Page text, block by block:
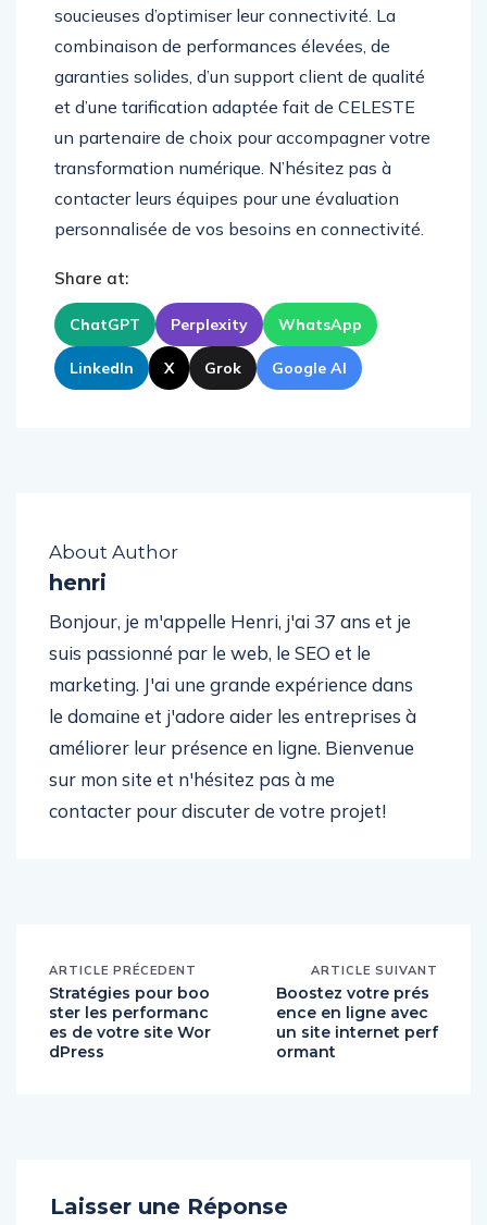
soucieuses d’optimiser leur connectivité. La
combinaison de performances élevées, de
garanties solides, d’un support client de qualité
et d’une tarification adaptée fait de CELESTE
un partenaire de choix pour accompagner votre
transformation numérique. N’hésitez pas à
contacter leurs équipes pour une évaluation
personnalisée de vos besoins en connectivité.
Share at:
ChatGPT Perplexity WhatsApp
LinkedIn X Grok Google AI
About Author
henri
Bonjour, je m'appelle Henri, j'ai 37 ans et je
suis passionné par le web, le SEO et le
marketing. J'ai une grande expérience dans
le domaine et j'adore aider les entreprises à
améliorer leur présence en ligne. Bienvenue
sur mon site et n'hésitez pas à me
contacter pour discuter de votre projet!
ARTICLE PRÉCEDENT
Stratégies pour boo
ster les performanc
es de votre site Wor
dPress
ARTICLE SUIVANT
Boostez votre prés
ence en ligne avec
un site internet perf
ormant
Laisser une Réponse